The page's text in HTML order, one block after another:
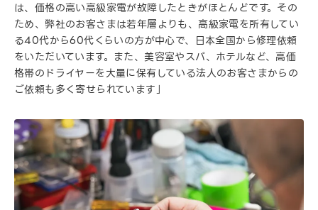
は、価格の高い高級家電が故障したときがほとんどです。その
ため、弊社のお客さまは若年層よりも、高級家電を所有してい
る40代から60代くらいの方が中心で、日本全国から修理依頼
をいただいています。また、美容室やスパ、ホテルなど、高価
格帯のドライヤーを大量に保有している法人のお客さまからの
ご依頼も多く寄せられています」